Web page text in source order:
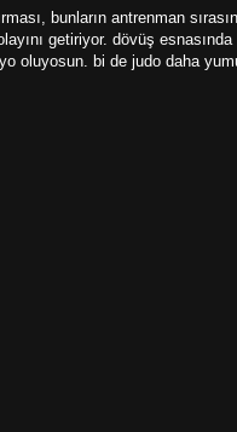
bunların antrenman
getiriyor. dövüş
oluyosun. bi de judo daha